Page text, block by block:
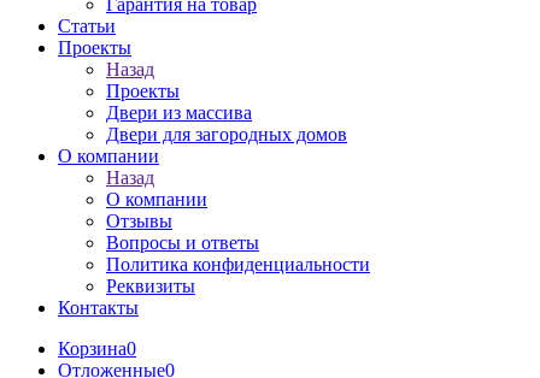
Гарантия на товар
Статьи
Проекты
Назад
Проекты
Двери из массива
Двери для загородных домов
О компании
Назад
О компании
Отзывы
Вопросы и ответы
Политика конфиденциальности
Реквизиты
Контакты
Корзина0
Отложенные0